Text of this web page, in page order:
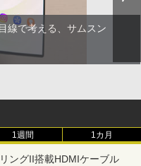
線で考える、サムスン
1週間 1カ月
ングII搭載HDMIケーブル